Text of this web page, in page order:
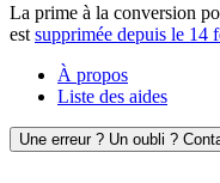
La prime à la conversion
est supprimée depuis le 14
À propos
Liste des aides
Une erreur ? Un oubli ?